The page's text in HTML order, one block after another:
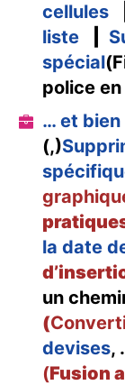
cellules
liste
spécial
police
… et bien
(,)
la date
un
(
devises,
(Fusion